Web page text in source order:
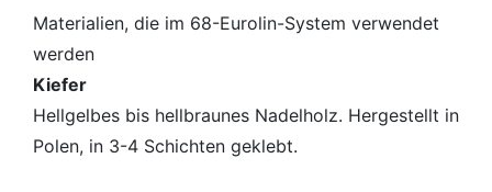
Materialien, die im 68-Eurolin-System verwendet
werden
Kiefer
Hellgelbes bis hellbraunes Nadelholz. Hergestellt in
Polen, in 3-4 Schichten geklebt.